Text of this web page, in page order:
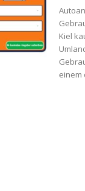
Kiel
einem